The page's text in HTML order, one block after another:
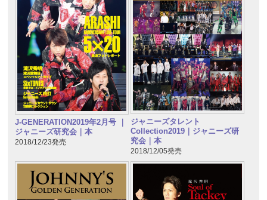
J-GENERATION2019年2月号 ｜
ジャニーズ研究会｜本
2018/12/23発売
ジャニーズタレント
Collection2019｜ジャニーズ研
究会｜本
2018/12/05発売